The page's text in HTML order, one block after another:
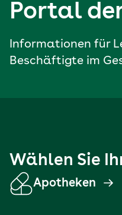
Portal
Informationen für
Beschäftigte im
Wählen Sie
Apotheken